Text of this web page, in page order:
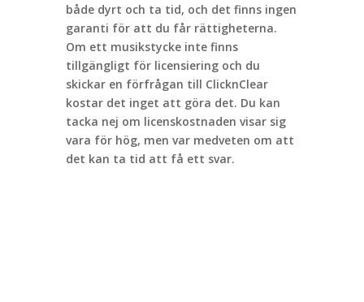
både dyrt och ta tid, och det finns ingen
garanti för att du får rättigheterna.
Om ett musikstycke inte finns
tillgängligt för licensiering och du
skickar en förfrågan till ClicknClear
kostar det inget att göra det. Du kan
tacka nej om licenskostnaden visar sig
vara för hög, men var medveten om att
det kan ta tid att få ett svar.